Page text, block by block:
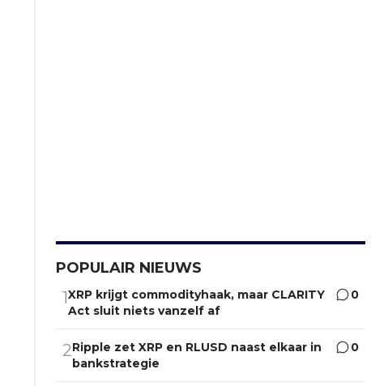
POPULAIR NIEUWS
1XRP krijgt commodityhaak, maar CLARITY
Act sluit niets vanzelf af
0
2Ripple zet XRP en RLUSD naast elkaar in
bankstrategie
0